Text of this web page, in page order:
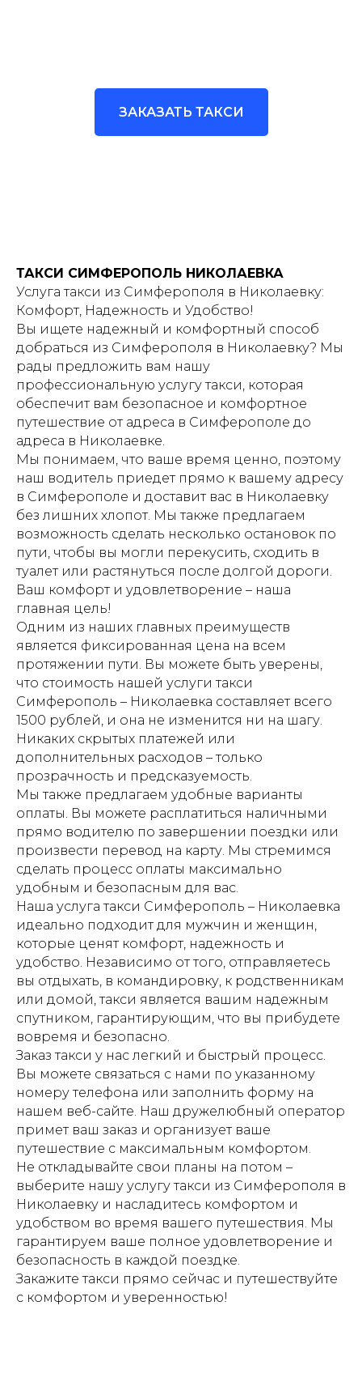
ЗАКАЗАТЬ ТАКСИ
ТАКСИ СИМФЕРОПОЛЬ НИКОЛАЕВКА
Услуга такси из Симферополя в Николаевку:
Комфорт, Надежность и Удобство!
Вы ищете надежный и комфортный способ
добраться из Симферополя в Николаевку? Мы
рады предложить вам нашу
профессиональную услугу такси, которая
обеспечит вам безопасное и комфортное
путешествие от адреса в Симферополе до
адреса в Николаевке.
Мы понимаем, что ваше время ценно, поэтому
наш водитель приедет прямо к вашему адресу
в Симферополе и доставит вас в Николаевку
без лишних хлопот. Мы также предлагаем
возможность сделать несколько остановок по
пути, чтобы вы могли перекусить, сходить в
туалет или растянуться после долгой дороги.
Ваш комфорт и удовлетворение – наша
главная цель!
Одним из наших главных преимуществ
является фиксированная цена на всем
протяжении пути. Вы можете быть уверены,
что стоимость нашей услуги такси
Симферополь – Николаевка составляет всего
1500 рублей, и она не изменится ни на шагу.
Никаких скрытых платежей или
дополнительных расходов – только
прозрачность и предсказуемость.
Мы также предлагаем удобные варианты
оплаты. Вы можете расплатиться наличными
прямо водителю по завершении поездки или
произвести перевод на карту. Мы стремимся
сделать процесс оплаты максимально
удобным и безопасным для вас.
Наша услуга такси Симферополь – Николаевка
идеально подходит для мужчин и женщин,
которые ценят комфорт, надежность и
удобство. Независимо от того, отправляетесь
вы отдыхать, в командировку, к родственникам
или домой, такси является вашим надежным
спутником, гарантирующим, что вы прибудете
вовремя и безопасно.
Заказ такси у нас легкий и быстрый процесс.
Вы можете связаться с нами по указанному
номеру телефона или заполнить форму на
нашем веб-сайте. Наш дружелюбный оператор
примет ваш заказ и организует ваше
путешествие с максимальным комфортом.
Не откладывайте свои планы на потом –
выберите нашу услугу такси из Симферополя в
Николаевку и насладитесь комфортом и
удобством во время вашего путешествия. Мы
гарантируем ваше полное удовлетворение и
безопасность в каждой поездке.
Закажите такси прямо сейчас и путешествуйте
с комфортом и уверенностью!